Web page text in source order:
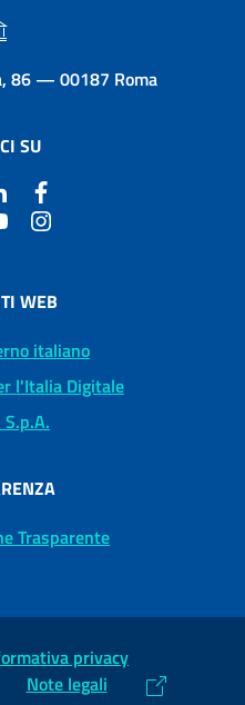
86 — 00187 Roma
SU
WEB
italiano
l'Italia Digitale
S.p.A.
Trasparente
privacy
Note legali